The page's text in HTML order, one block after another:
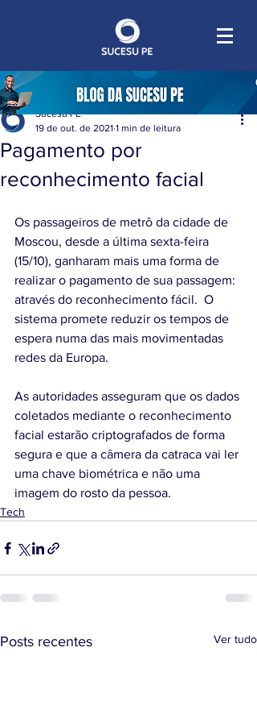
Pagamento por
reconhecimento facial
Sucesu PE
19 de out. de 2021 1 min de leitura
Os passageiros de metrô da cidade de
Moscou, desde a última sexta-feira
(15/10), ganharam mais uma forma de
realizar o pagamento de sua passagem:
através do reconhecimento fácil.  O
sistema promete reduzir os tempos de
espera numa das mais movimentadas
redes da Europa.
As autoridades asseguram que os dados
coletados mediante o reconhecimento
facial estarão criptografados de forma
segura e que a câmera da catraca vai ler
uma chave biométrica e não uma
imagem do rosto da pessoa.
Tech
Posts recentes Ver tudo